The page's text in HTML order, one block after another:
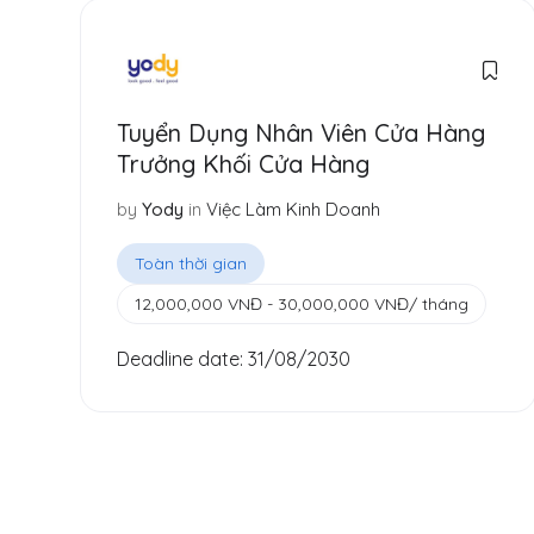
Tuyển Dụng Nhân Viên Cửa Hàng
Trưởng Khối Cửa Hàng
by Yody in Việc Làm Kinh Doanh
Toàn thời gian
12,000,000 VNĐ - 30,000,000 VNĐ/ tháng
Deadline date: 31/08/2030